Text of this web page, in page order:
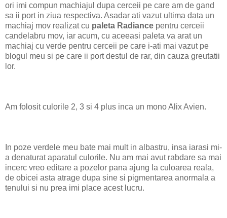
ori imi compun machiajul dupa cerceii pe care am de gand
sa ii port in ziua respectiva. Asadar ati vazut ultima data un
machiaj mov realizat cu paleta Radiance pentru cerceii
candelabru mov, iar acum, cu aceeasi paleta va arat un
machiaj cu verde pentru cerceii pe care i-ati mai vazut pe
blogul meu si pe care ii port destul de rar, din cauza greutatii
lor.
Am folosit culorile 2, 3 si 4 plus inca un mono Alix Avien.
In poze verdele meu bate mai mult in albastru, insa iarasi mi-
a denaturat aparatul culorile. Nu am mai avut rabdare sa mai
incerc vreo editare a pozelor pana ajung la culoarea reala,
de obicei asta atrage dupa sine si pigmentarea anormala a
tenului si nu prea imi place acest lucru.